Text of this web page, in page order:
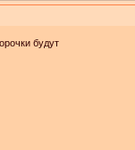
будут